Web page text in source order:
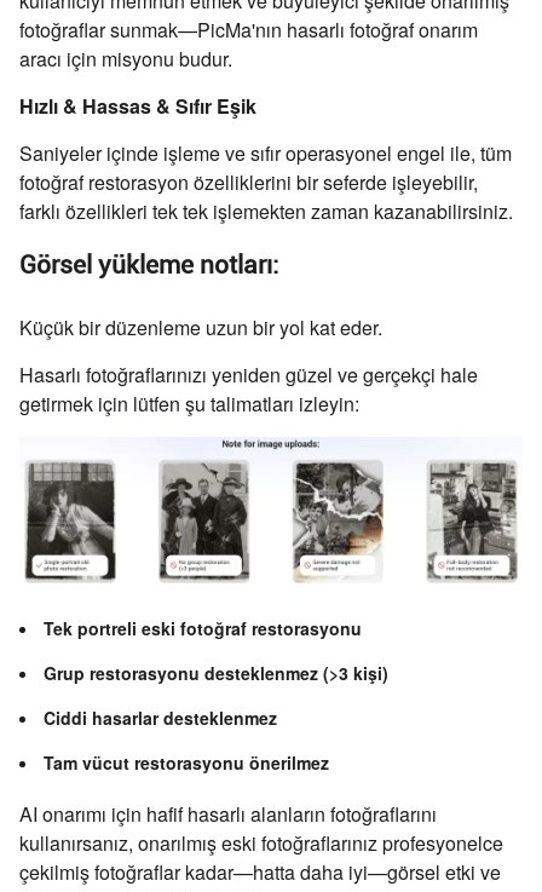
fotoğraflar sunmak—PicMa'nın hasarlı fotoğraf onarım
aracı için misyonu budur.
Hızlı & Hassas & Sıfır Eşik
Saniyeler içinde işleme ve sıfır operasyonel engel ile, tüm
fotoğraf restorasyon özelliklerini bir seferde işleyebilir,
farklı özellikleri tek tek işlemekten zaman kazanabilirsiniz.
Görsel yükleme notları:
Küçük bir düzenleme uzun bir yol kat eder.
Hasarlı fotoğraflarınızı yeniden güzel ve gerçekçi hale
getirmek için lütfen şu talimatları izleyin:
Tek portreli eski fotoğraf restorasyonu
Grup restorasyonu desteklenmez (>3 kişi)
Ciddi hasarlar desteklenmez
Tam vücut restorasyonu önerilmez
AI onarımı için hafif hasarlı alanların fotoğraflarını
kullanırsanız, onarılmış eski fotoğraflarınız profesyonelce
çekilmiş fotoğraflar kadar—hatta daha iyi—görsel etki ve